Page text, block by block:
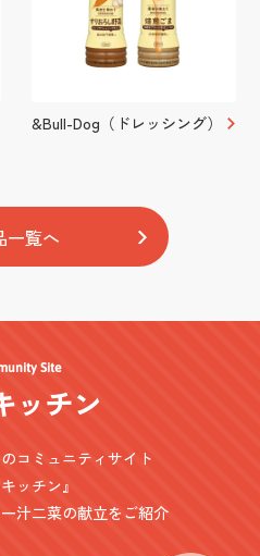
&Bull-Dog（ドレッシング）
一覧へ
Site
ッチン
コミュニティサイト
ッチン』
汁二菜の献立をご紹介